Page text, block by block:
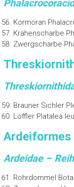
Kormoran
Krähenscharbe
Zwergscharbe
Brauner Sichler
Löffler Platalea
Ardeiformes
Ardeidae –
Rohrdommel